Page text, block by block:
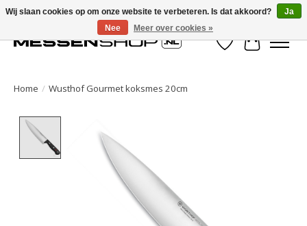
Verlanglijst
Home / Wusthof Gourmet koksmes 20cm
Wij slaan cookies op om onze website te verbeteren. Is dat akkoord?
Ja
Nee
Meer over cookies »